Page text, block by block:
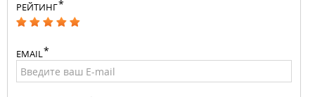
РЕЙТИНГ
EMAIL